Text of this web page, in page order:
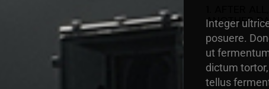
ANOTHER
Integer
posuere.
ut
dictum
tellus